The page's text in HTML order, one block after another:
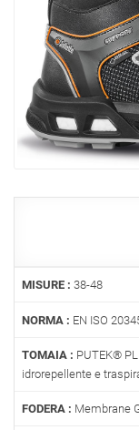
MISURE : 38-48
NORMA : EN ISO
TOMAIA : PUTEK®
idrorepellente e
FODERA : Membrane